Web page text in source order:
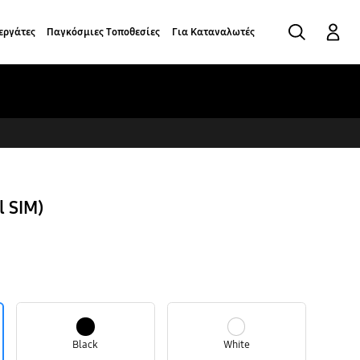
Παγκόσμιες Τοποθεσίες Για Καταναλωτές
SIM)
Black White